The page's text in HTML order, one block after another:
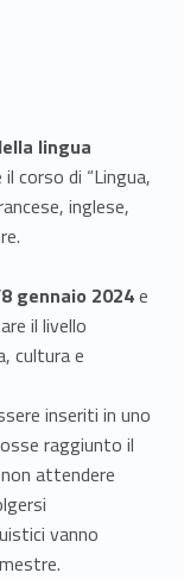
lingua
corso di “Lingua,
inglese,
8 gennaio 2024e
il livello
cultura e
inseriti in uno
raggiunto il
attendere
vanno